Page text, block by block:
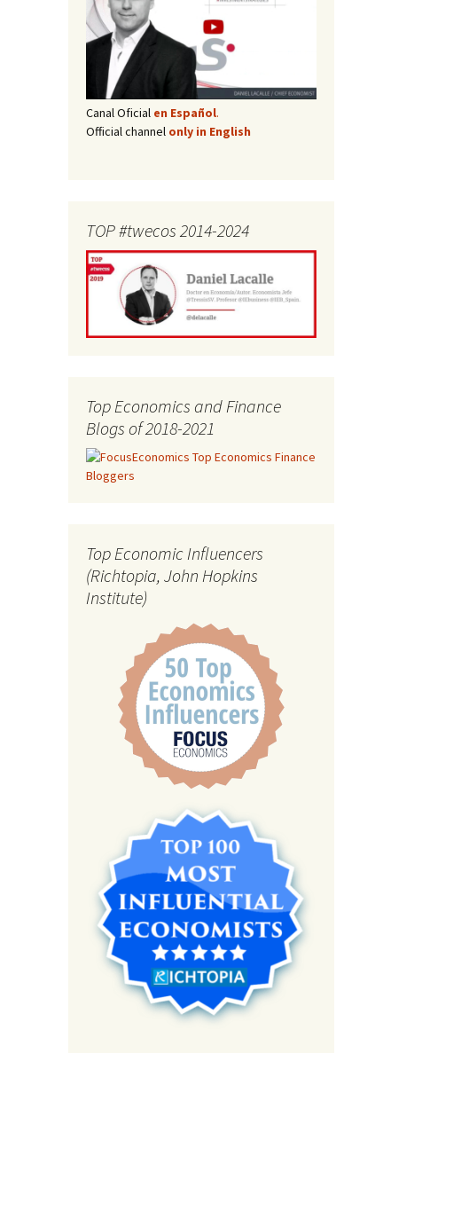
Canal Oficial en Español.
Official channel only in English
TOP #twecos 2014-2024
Top Economics and Finance
Blogs of 2018-2021
Top Economic Influencers
(Richtopia, John Hopkins
Institute)